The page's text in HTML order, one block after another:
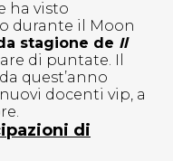
ha visto
durante il Moon
stagione de Il
di puntate. Il
quest’anno
docenti vip, a
di